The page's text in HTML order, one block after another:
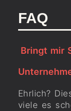
FAQ
Bringt mir
Ehrlich?
viele es